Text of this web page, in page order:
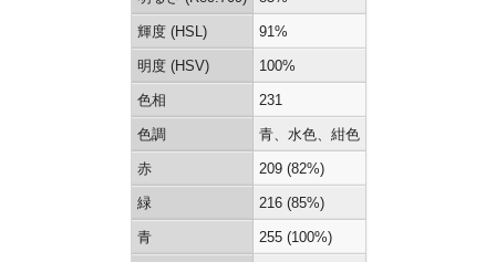
輝度 (HSL) 91%
明度 (HSV) 100%
色相 231
色調 青、水色、紺色
赤 209 (82%)
緑 216 (85%)
青 255 (100%)